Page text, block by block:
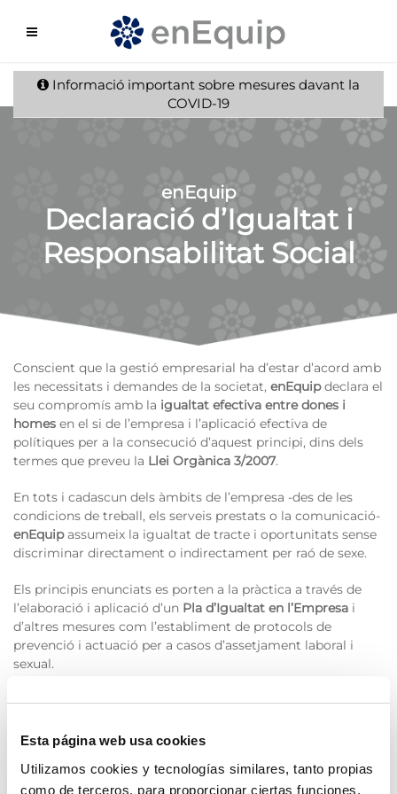
Esta página web usa cookies
Utilizamos cookies y tecnologías similares, tanto propias
como de terceros, para proporcionar ciertas funciones,
Informació important sobre mesures davant la
COVID-19
enEquip
Declaració d’Igualtat i
Responsabilitat Social
Conscient que la gestió empresarial ha d’estar d’acord amb
les necessitats i demandes de la societat, enEquipdeclara el
seu compromís amb la igualtat efectiva entre dones i
homes en el si de l’empresa i l’aplicació efectiva de
polítiques per a la consecució d’aquest principi, dins dels
termes que preveu la Llei Orgànica 3/2007.
En tots i cadascun dels àmbits de l’empresa -des de les
condicions de treball, els serveis prestats o la comunicació-
enEquipassumeix la igualtat de tracte i oportunitats sense
discriminar directament o indirectament per raó de sexe.
Els principis enunciats es porten a la pràctica a través de
l’elaboració i aplicació d’un Pla d’Igualtat en l’Empresa i
d’altres mesures com l’establiment de protocols de
prevenció i actuació per a casos d’assetjament laboral i
sexual.
Dins del seu projecte social,enEquiptambé treballa per la
violència de gènere.
Som rigorosos amb la legislació vigent i estenem aquest